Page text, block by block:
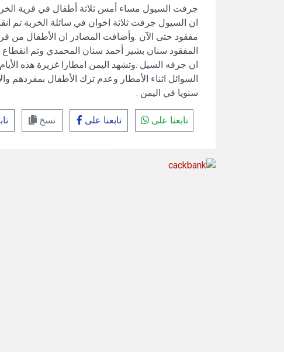
جرفت السيول مساء أمس ثلاثة أطفال في قرية
مفقود حتى الآن .وأضافت المصادر ان الأطفال من
ان جرفه السيل .وتشهد اليمن امطارا غزيرة هذه
السوائل اثناء الأمطار وعدم ترك الأطفال بمفردهم
سنويا في اليمن .
تابعنا على تابعنا على نسخ